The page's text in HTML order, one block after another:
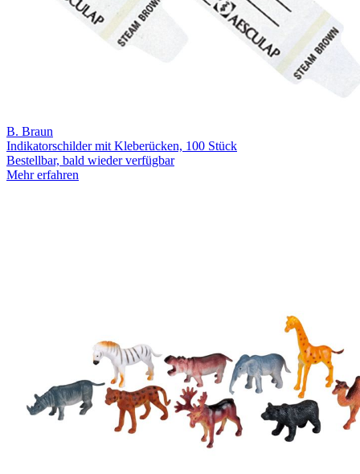
B. Braun
Indikatorschilder mit Kleberücken, 100 Stück
Bestellbar, bald wieder verfügbar
Mehr erfahren